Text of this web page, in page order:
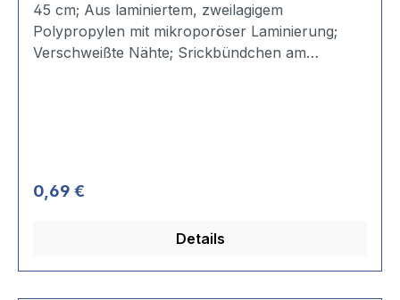
45 cm; Aus laminiertem, zweilagigem
Polypropylen mit mikroporöser Laminierung;
Verschweißte Nähte; Srickbündchen am
Regulärer Preis:
0,69 €
Details